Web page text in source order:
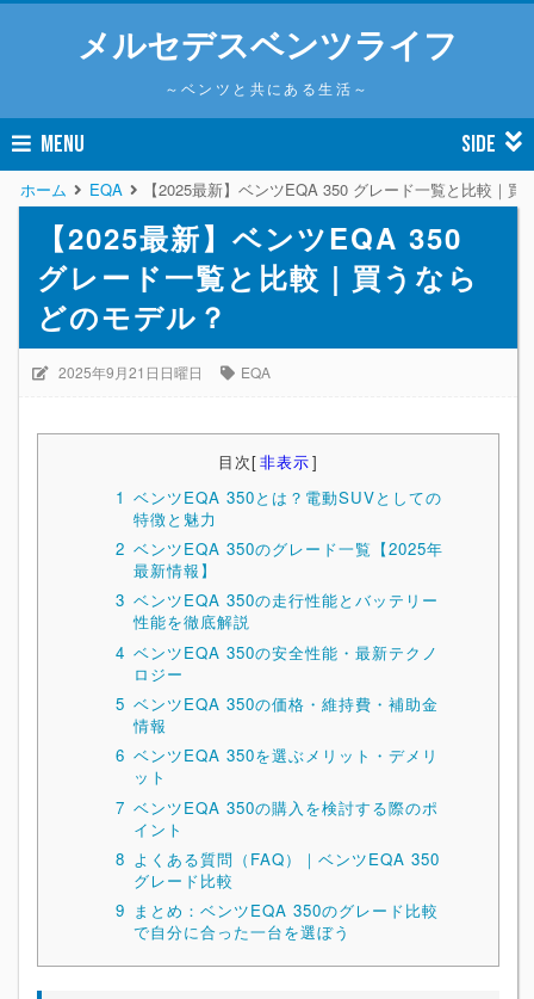
メルセデスベンツライフ
～ベンツと共にある生活～
MENU SIDE
ホーム EQA 【2025最新】ベンツEQA 350 グレード一覧と比較｜買
【2025最新】ベンツEQA 350
グレード一覧と比較｜買うなら
どのモデル？
2025年9月21日日曜日 EQA
目次[非表示]
1 ベンツEQA 350とは？電動SUVとしての
特徴と魅力
2 ベンツEQA 350のグレード一覧【2025年
最新情報】
3 ベンツEQA 350の走行性能とバッテリー
性能を徹底解説
4 ベンツEQA 350の安全性能・最新テクノ
ロジー
5 ベンツEQA 350の価格・維持費・補助金
情報
6 ベンツEQA 350を選ぶメリット・デメリ
ット
7 ベンツEQA 350の購入を検討する際のポ
イント
8 よくある質問（FAQ）｜ベンツEQA 350
グレード比較
9 まとめ：ベンツEQA 350のグレード比較
で自分に合った一台を選ぼう